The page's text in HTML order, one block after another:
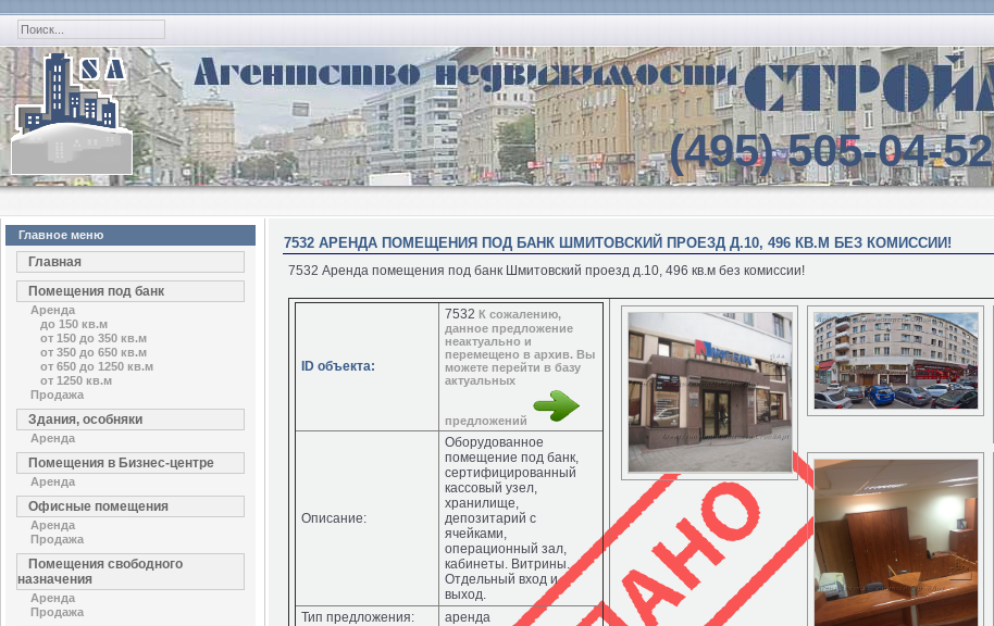
(495) 505-04-52
Главное меню
Главная
Помещения под банк
Аренда
до 150 кв.м
от 150 до 350 кв.м
от 350 до 650 кв.м
от 650 до 1250 кв.м
от 1250 кв.м
Продажа
Здания, особняки
Аренда
Помещения в Бизнес-центре
Аренда
Офисные помещения
Аренда
Продажа
Помещения свободного
назначения
Аренда
Продажа
7532 АРЕНДА ПОМЕЩЕНИЯ ПОД БАНК ШМИТОВСКИЙ ПРОЕЗД Д.10, 496 КВ.М БЕЗ КОМИССИИ!
7532 Аренда помещения под банк Шмитовский проезд д.10, 496 кв.м без комиссии!
ID объекта:
7532 К сожалению,
данное предложение
неактуально и
перемещено в архив. Вы
можете перейти в базу
актуальных
предложений
Описание:
Оборудованное
помещение под банк,
сертифицированный
кассовый узел,
хранилище,
депозитарий с
ячейками,
операционный зал,
кабинеты. Витрины.
Отдельный вход и
выход.
Тип предложения:
аренда